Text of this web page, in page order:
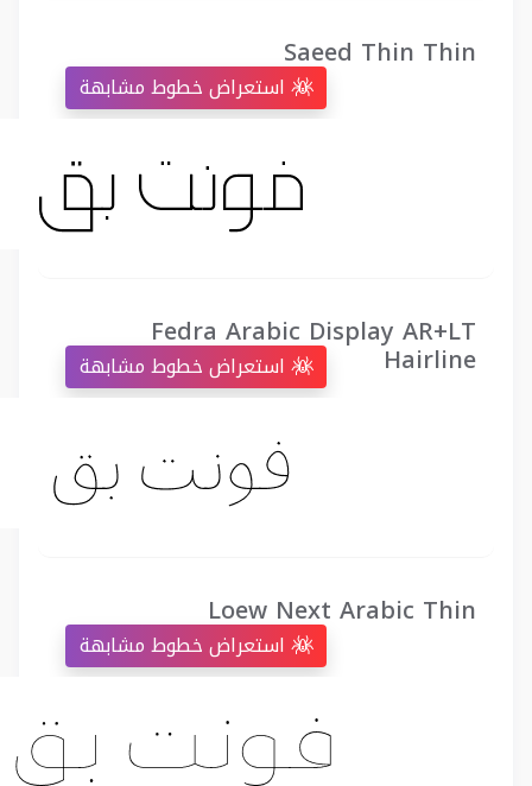
Saeed Thin Thin
Fedra Arabic Display AR+LT
Hairline
Loew Next Arabic Thin